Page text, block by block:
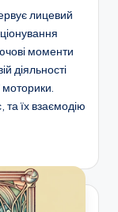
лицевий
моменти
діяльності
моторики.
та їх взаємодію